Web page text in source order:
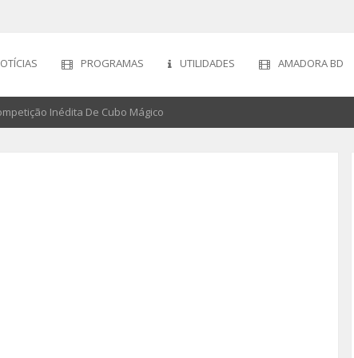
PROGRAMAS UTILIDADES AMADORA BD
Inédita De Cubo Mágico